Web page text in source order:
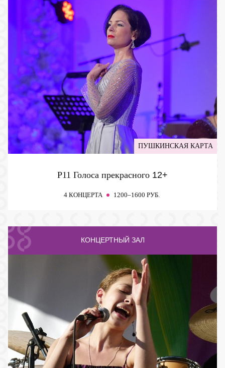
ПУШКИНСКАЯ КАРТА
P11 Голоса прекрасного 12+
4 КОНЦЕРТА 1200–1600 РУБ.
КОНЦЕРТНЫЙ ЗАЛ